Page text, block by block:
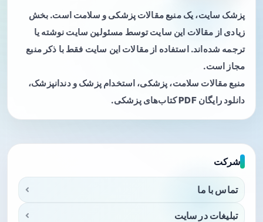
پزشک سایت، یک منبع مقالات پزشکی و سلامت است. بخش
زیادی از مقالات این سایت توسط مسئولین سایت نوشته یا
ترجمه شده‌اند. استفاده از مقالات این سایت فقط با ذکر منبع
مجاز است.
منبع مقالات سلامت، پزشکی، استخدام پزشک و دندانپزشک،
دانلود رایگان PDF کتاب‌های پزشکی.
شرکت
تماس با ما
تبلیغات در سایت